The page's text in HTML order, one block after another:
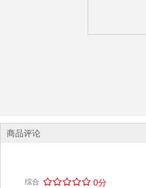
商品评论
综合 /////
..... 0分